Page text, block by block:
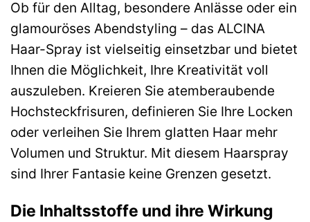
Ob für den Alltag, besondere Anlässe oder ein
glamouröses Abendstyling – das ALCINA
Haar-Spray ist vielseitig einsetzbar und bietet
Ihnen die Möglichkeit, Ihre Kreativität voll
auszuleben. Kreieren Sie atemberaubende
Hochsteckfrisuren, definieren Sie Ihre Locken
oder verleihen Sie Ihrem glatten Haar mehr
Volumen und Struktur. Mit diesem Haarspray
sind Ihrer Fantasie keine Grenzen gesetzt.
Die Inhaltsstoffe und ihre Wirkung